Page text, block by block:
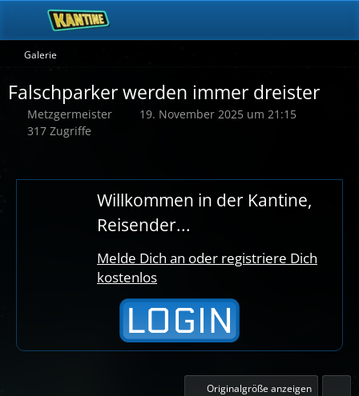
Galerie
Falschparker werden immer dreister
Metzgermeister
19. November 2025 um 21:15
317 Zugriffe
Willkommen in der Kantine,
Reisender...
Melde Dich an oder registriere Dich
kostenlos
Originalgröße anzeigen